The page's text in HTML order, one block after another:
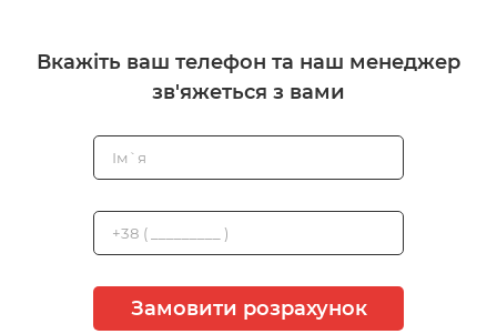
Вкажіть ваш телефон та наш менеджер
зв'яжеться з вами
Замовити розрахунок